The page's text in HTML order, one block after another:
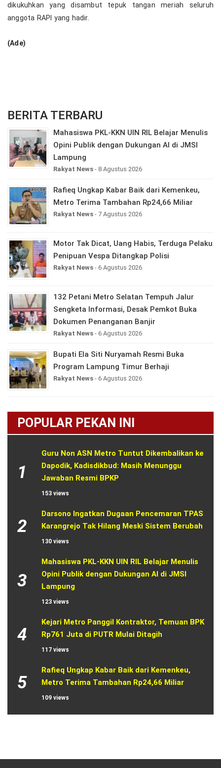
dikukuhkan yang disambut tepuk tangan meriah seluruh
anggota RAPI yang hadir.
(Ade)
BERITA TERBARU
Mahasiswa PKL-KKN UIN RIL Belajar Menulis
Opini Publik dengan Dukungan AI di JMSI
Lampung
Rakyat News - 8 Agustus 2026
Rafieq Ungkap Kabar Baik dari Kemenkeu,
Metro Terima Tambahan Rp24,66 Miliar
Rakyat News - 7 Agustus 2026
Motor Tak Dicat, Uang Habis, Terduga Pelaku
Penipuan Vespa Ditangkap Polisi
Rakyat News - 6 Agustus 2026
132 Petani Metro Selatan Tempuh Jalur
Sengketa Informasi, Desak Pemkot Buka
Dokumen Penanganan Banjir
Rakyat News - 6 Agustus 2026
Bupati Ela Siti Nuryamah Resmi Buka
Program Lampung Timur Berhaji
Rakyat News - 6 Agustus 2026
POPULAR PEKAN INI
1
Guru Non ASN Metro Tuntut Dikembalikan ke
Dapodik, Kadisdikbud: Masih Menunggu
Jawaban Resmi BPKP
153 views
2
Darsono Ingatkan Dugaan Pencemaran TPAS
Karangrejo Tak Hilang Meski Sistem Berubah
130 views
3
Mahasiswa PKL-KKN UIN RIL Belajar Menulis
Opini Publik dengan Dukungan AI di JMSI
Lampung
123 views
4
Kejari Metro Panggil Kontraktor, Temuan BPK
Rp761 Juta di PUTR Mulai Ditagih
117 views
5
Rafieq Ungkap Kabar Baik dari Kemenkeu,
Metro Terima Tambahan Rp24,66 Miliar
109 views